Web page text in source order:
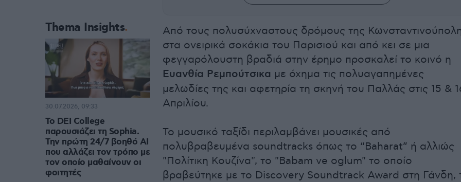
Από τους πολυσύχναστους δρόμους της
στα ονειρικά σοκάκια του Παρισιού και από κει σε μια
φεγγαρόλουστη βραδιά στην έρημο προσκαλεί το κοινό η
Ευανθία Ρεμπούτσικα με όχημα τις πολυαγαπημένες
μελωδίες της και αφετηρία τη σκηνή του Παλλάς στις 15 &
Απριλίου.
Το μουσικό ταξίδι περιλαμβάνει μουσικές από
πολυβραβευμένα soundtracks όπως το “Baharat” ή αλλιώς
"Πολίτικη Κουζίνα", το "Babam ve oglum" το οποίο
βραβεύτηκε με το Discovery Soundtrack Award στη Γάνδη,
Thema Insights
Το DEI College
παρουσιάζει τη Sophia.
Την πρώτη 24/7 βοηθό AI
που αλλάζει τον τρόπο με
τον οποίο μαθαίνουν οι
φοιτητές
30.07.2026, 09:33